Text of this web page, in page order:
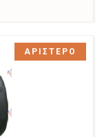
ΑΡΙΣΤΕΡΟ